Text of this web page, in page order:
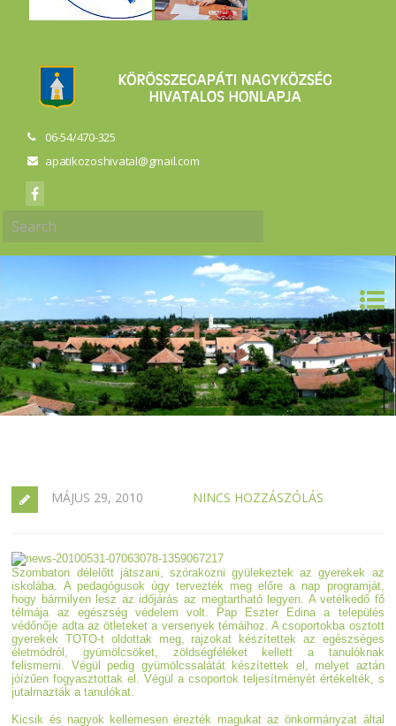
06-54/470-325
apatikozoshivatal@gmail.com
MÁJUS 29, 2010 NINCS HOZZÁSZÓLÁS
Szombaton délelőtt játszani, szórakozni gyülekeztek az gyerekek az
iskolába. A pedagógusok úgy tervezték meg előre a nap programját,
hogy bármilyen lesz az időjárás az megtartható legyen. A vetélkedő fő
télmája az egészség védelem volt. Pap Eszter Edina a település
védőnője adta az ötleteket a versenyek témáihoz. A csoportokba osztott
gyerekek TOTO-t oldottak meg, rajzokat készítettek az egészséges
életmódról, gyümölcsöket, zöldségféléket kellett a tanulóknak
felismerni. Végül pedig gyümölcssalátát készítettek el, melyet aztán
jóízűen fogyasztottak el. Végül a csoportok teljesítményét értékelték, s
jutalmazták a tanulókat.
Kicsik és nagyok kellemesen érezték magukat az önkormányzat által